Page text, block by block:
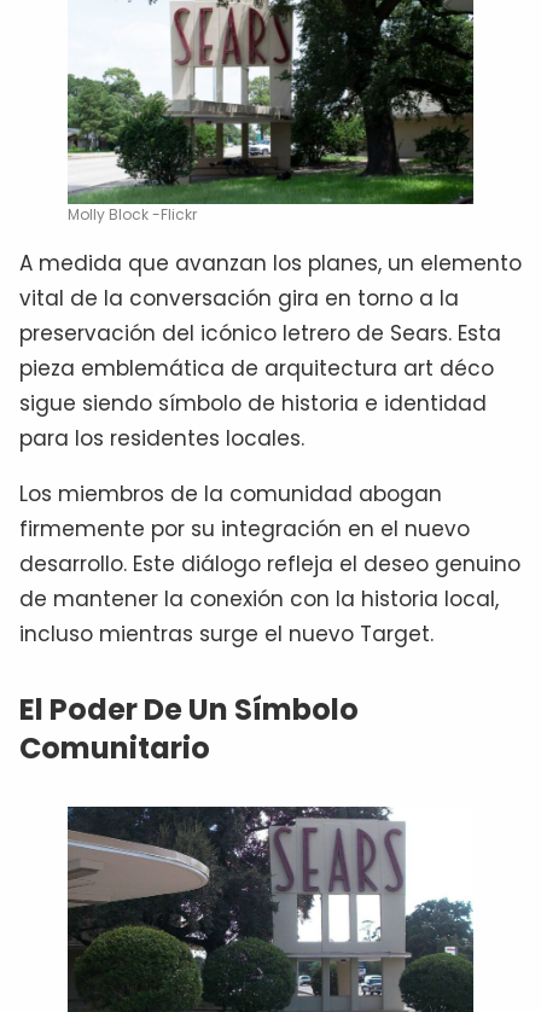
Molly Block -Flickr
A medida que avanzan los planes, un elemento
vital de la conversación gira en torno a la
preservación del icónico letrero de Sears. Esta
pieza emblemática de arquitectura art déco
sigue siendo símbolo de historia e identidad
para los residentes locales.
Los miembros de la comunidad abogan
firmemente por su integración en el nuevo
desarrollo. Este diálogo refleja el deseo genuino
de mantener la conexión con la historia local,
incluso mientras surge el nuevo Target.
El Poder De Un Símbolo
Comunitario